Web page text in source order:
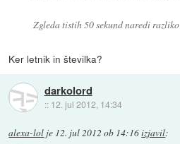
Zgleda tistih 50 sekund naredi razliko
Ker letnik in številka?
darkolord
:: 12. jul 2012, 14:34
alexa-lol je 12. jul 2012 ob 14:16izjavil: